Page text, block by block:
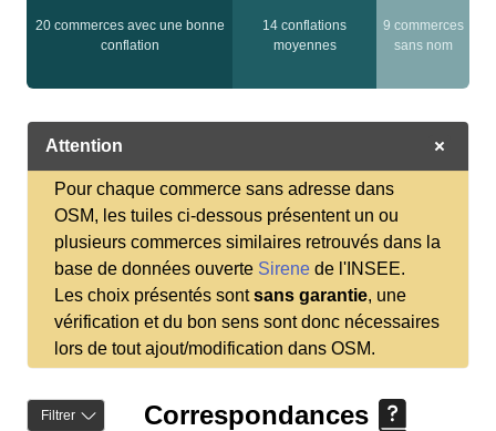
20 commerces avec une bonne
conflation
14 conflations
moyennes
9 commerces
sans nom
0 non
trouvés
Attention
Pour chaque commerce sans adresse dans
OSM, les tuiles ci-dessous présentent un ou
plusieurs commerces similaires retrouvés dans la
base de données ouverte Sirene de l'INSEE.
Les choix présentés sontsans garantie, une
vérification et du bon sens sont donc nécessaires
lors de tout ajout/modification dans OSM.
Filtrer Correspondances